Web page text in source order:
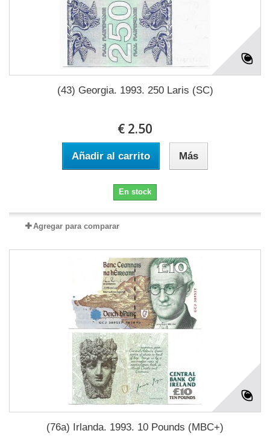
(43) Georgia. 1993. 250 Laris (SC)
€ 2.50
Añadir al carrito Más
En stock
Agregar para comparar
(76a) Irlanda. 1993. 10 Pounds (MBC+)